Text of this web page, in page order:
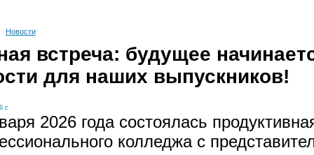
Новости
встреча: будущее
для наших выпускников!
г.
2026 года состоялась
колледжа с